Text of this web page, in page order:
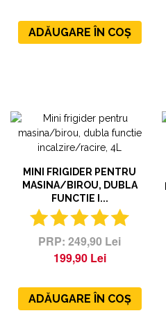
ADĂUGARE ÎN COȘ
MINI FRIGIDER PENTRU
MASINA/BIROU, DUBLA
FUNCTIE I...
249,90 Lei
199,90 Lei
ADĂUGARE ÎN COȘ